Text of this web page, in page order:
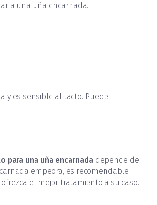
a una uña encarnada.
y es sensible al tacto. Puede
para una uña encarnada depende de
empeora, es recomendable
el mejor tratamiento a su caso.